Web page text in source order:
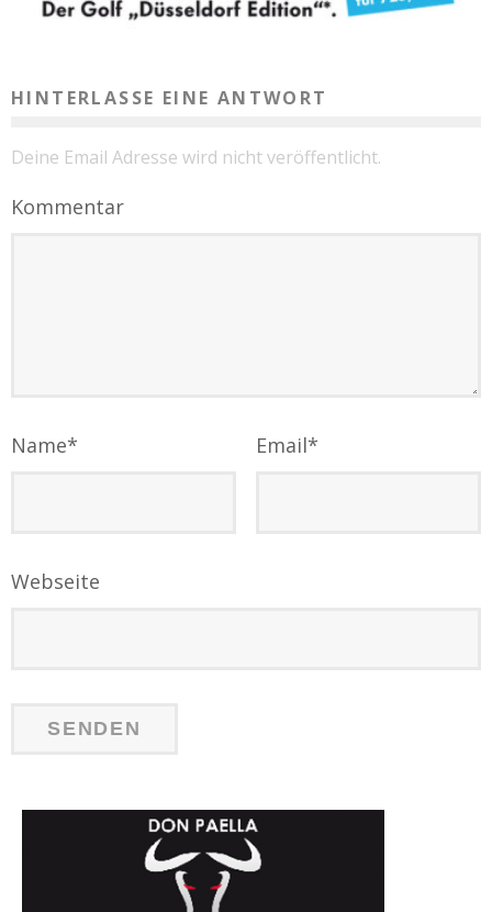
HINTERLASSE EINE ANTWORT
Deine Email Adresse wird nicht veröffentlicht.
Kommentar
Name* Email*
Webseite